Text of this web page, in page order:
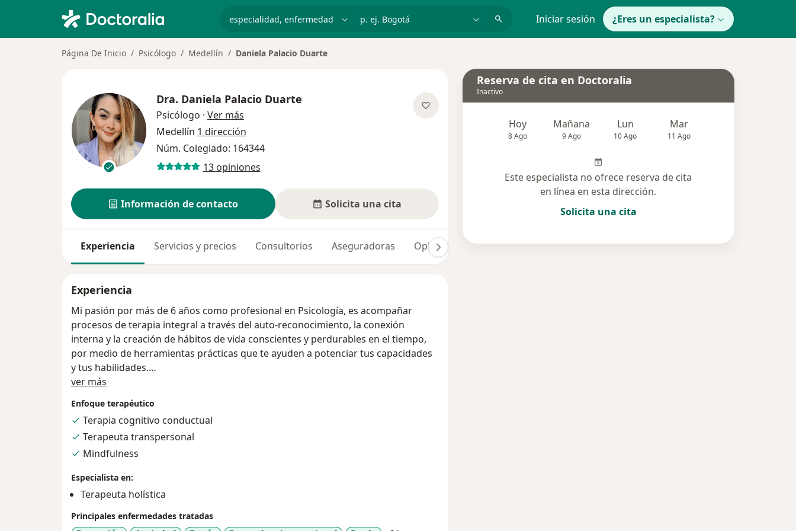
p. ej. Bogotá Iniciar sesión ¿Eres un especialista?
Página De Inicio Psicólogo Medellín Daniela Palacio Duarte
Dra. Daniela Palacio Duarte
Psicólogo · Ver más
Medellín 1 dirección
Núm. Colegiado: 164344
13 opiniones
Información de contacto Solicita una cita
Experiencia Servicios y precios Consultorios Aseguradoras Opiniones (13)
Experiencia
Mi pasión por más de 6 años como profesional en Psicología, es acompañar
procesos de terapia integral a través del auto-reconocimiento, la conexión
interna y la creación de hábitos de vida conscientes y perdurables en el tiempo,
por medio de herramientas prácticas que te ayuden a potenciar tus capacidades
y tus habilidades.
Transpersonal, teniendo presente, además, teorías y herramientas científicas
desde la terapia Cognitivo-Conductual y otras herramientas prácticas
complementarias como el Mindfulness, la Hipnosis Clínica y un programa propio
dirigido al manejo de la ansiedad.
Durante el proceso, abordaremos los aspectos que consideres más relevantes y
también te realizaré sugerencias para
trabajar respecto a lo que surja en la terapia; sin embargo, mi acompañamiento
se encuentra dirigido a:
ver más
Enfoque terapéutico
Terapia cognitivo conductual
Terapeuta transpersonal
Mindfulness
Especialista en:
Terapeuta holística
Principales enfermedades tratadas
Reserva de cita en Doctoralia
Inactivo
Hoy
8 Ago
Mañana
9 Ago
Lun
10 Ago
Mar
11 Ago
Este especialista no ofrece reserva de cita
en línea en esta dirección.
Solicita una cita